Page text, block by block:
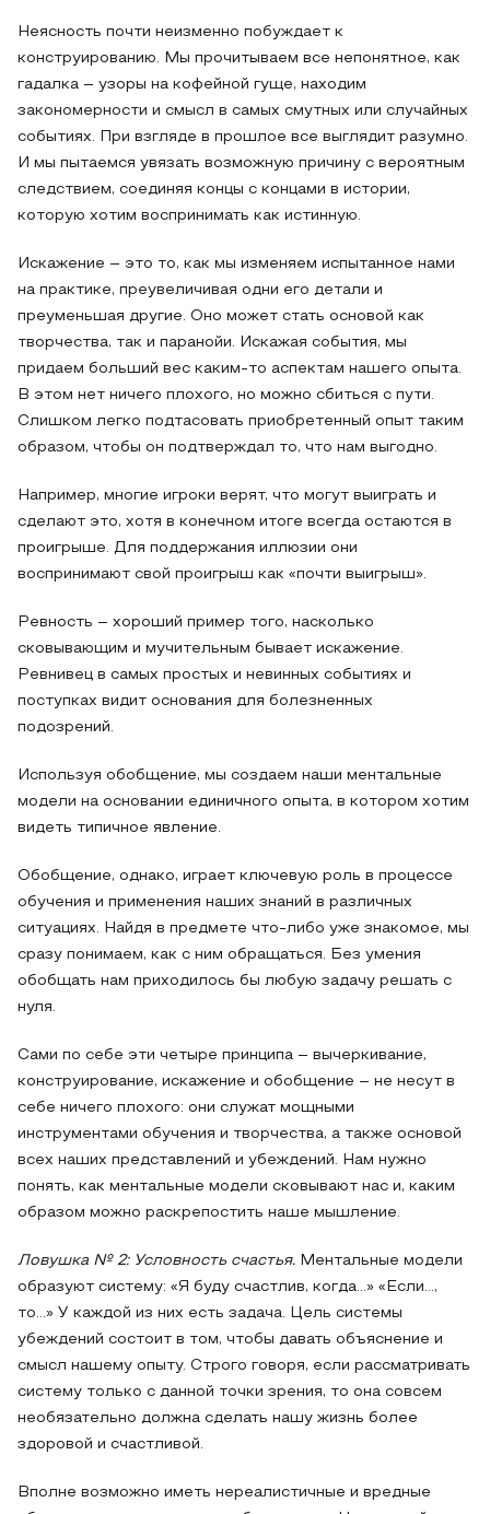
Неясность почти неизменно побуждает к
конструированию. Мы прочитываем все непонятное, как
гадалка – узоры на кофейной гуще, находим
закономерности и смысл в самых смутных или случайных
событиях. При взгляде в прошлое все выглядит разумно.
И мы пытаемся увязать возможную причину с вероятным
следствием, соединяя концы с концами в истории,
которую хотим воспринимать как истинную.
Искажение – это то, как мы изменяем испытанное нами
на практике, преувеличивая одни его детали и
преуменьшая другие. Оно может стать основой как
творчества, так и паранойи. Искажая события, мы
придаем больший вес каким-то аспектам нашего опыта.
В этом нет ничего плохого, но можно сбиться с пути.
Слишком легко подтасовать приобретенный опыт таким
образом, чтобы он подтверждал то, что нам выгодно.
Например, многие игроки верят, что могут выиграть и
сделают это, хотя в конечном итоге всегда остаются в
проигрыше. Для поддержания иллюзии они
воспринимают свой проигрыш как «почти выигрыш».
Ревность – хороший пример того, насколько
сковывающим и мучительным бывает искажение.
Ревнивец в самых простых и невинных событиях и
поступках видит основания для болезненных
подозрений.
Используя обобщение, мы создаем наши ментальные
модели на основании единичного опыта, в котором хотим
видеть типичное явление.
Обобщение, однако, играет ключевую роль в процессе
обучения и применения наших знаний в различных
ситуациях. Найдя в предмете что-либо уже знакомое, мы
сразу понимаем, как с ним обращаться. Без умения
обобщать нам приходилось бы любую задачу решать с
нуля.
Сами по себе эти четыре принципа – вычеркивание,
конструирование, искажение и обобщение – не несут в
себе ничего плохого: они служат мощными
инструментами обучения и творчества, а также основой
всех наших представлений и убеждений. Нам нужно
понять, как ментальные модели сковывают нас и, каким
образом можно раскрепостить наше мышление.
Ловушка № 2: Условность счастья. Ментальные модели
образуют систему: «Я буду счастлив, когда…» «Если…,
то…» У каждой из них есть задача. Цель системы
убеждений состоит в том, чтобы давать объяснение и
смысл нашему опыту. Строго говоря, если рассматривать
систему только с данной точки зрения, то она совсем
необязательно должна сделать нашу жизнь более
здоровой и счастливой.
Вполне возможно иметь нереалистичные и вредные